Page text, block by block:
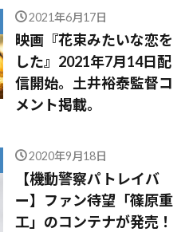
2021年6月17日
映画『花束みたいな恋を
した』2021年7月14日配
信開始。土井裕泰監督コ
メント掲載。
2020年9月18日
【機動警察パトレイバ
ー】ファン待望「篠原重
工」のコンテナが発売！